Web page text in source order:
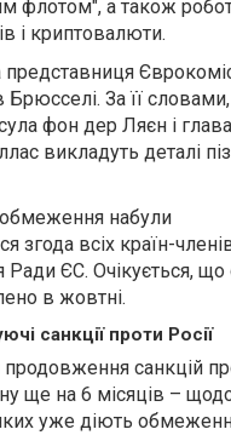
флотом", а також
і криптовалюти.
Брюсселі. За її словами,
фон дер Ляєн і
викладуть деталі
набули
згода всіх країн-
Ради ЄС. Очікується, що
в жовтні.
санкції проти Росії
санкцій
ще на 6 місяців – щодо
яких уже діють